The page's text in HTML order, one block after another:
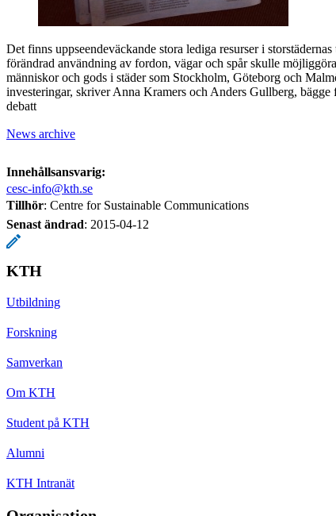
Det finns uppseendeväckande stora lediga resurser i
förändrad användning av fordon, vägar och spår skulle
människor och gods i städer som Stockholm, Göteborg och
investeringar, skriver Anna Kramers och Anders Gullberg,
debatt
News archive
Innehållsansvarig:
cesc-info@kth.se
Tillhör: Centre for Sustainable Communications
Senast ändrad: 2015-04-12
KTH
Utbildning
Forskning
Samverkan
Om KTH
Student på KTH
Alumni
KTH Intranät